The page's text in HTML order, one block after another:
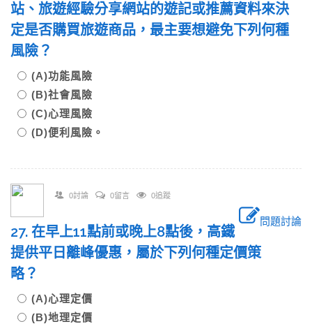
站、旅遊經驗分享網站的遊記或推薦資料來決
定是否購買旅遊商品，最主要想避免下列何種
風險？
(A)功能風險
(B)社會風險
(C)心理風險
(D)便利風險。
0討論 0留言 0追蹤
問題討論
27. 在早上11點前或晚上8點後，高鐵
提供平日離峰優惠，屬於下列何種定價策
略？
(A)心理定價
(B)地理定價